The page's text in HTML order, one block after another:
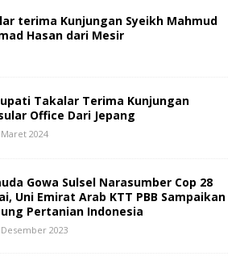
terima Kunjungan Syeikh Mahmud
Hasan dari Mesir
Takalar Terima Kunjungan
Office Dari Jepang
Maret 2024
Gowa Sulsel Narasumber Cop 28
Uni Emirat Arab KTT PBB Sampaikan
Pertanian Indonesia
Desember 2023